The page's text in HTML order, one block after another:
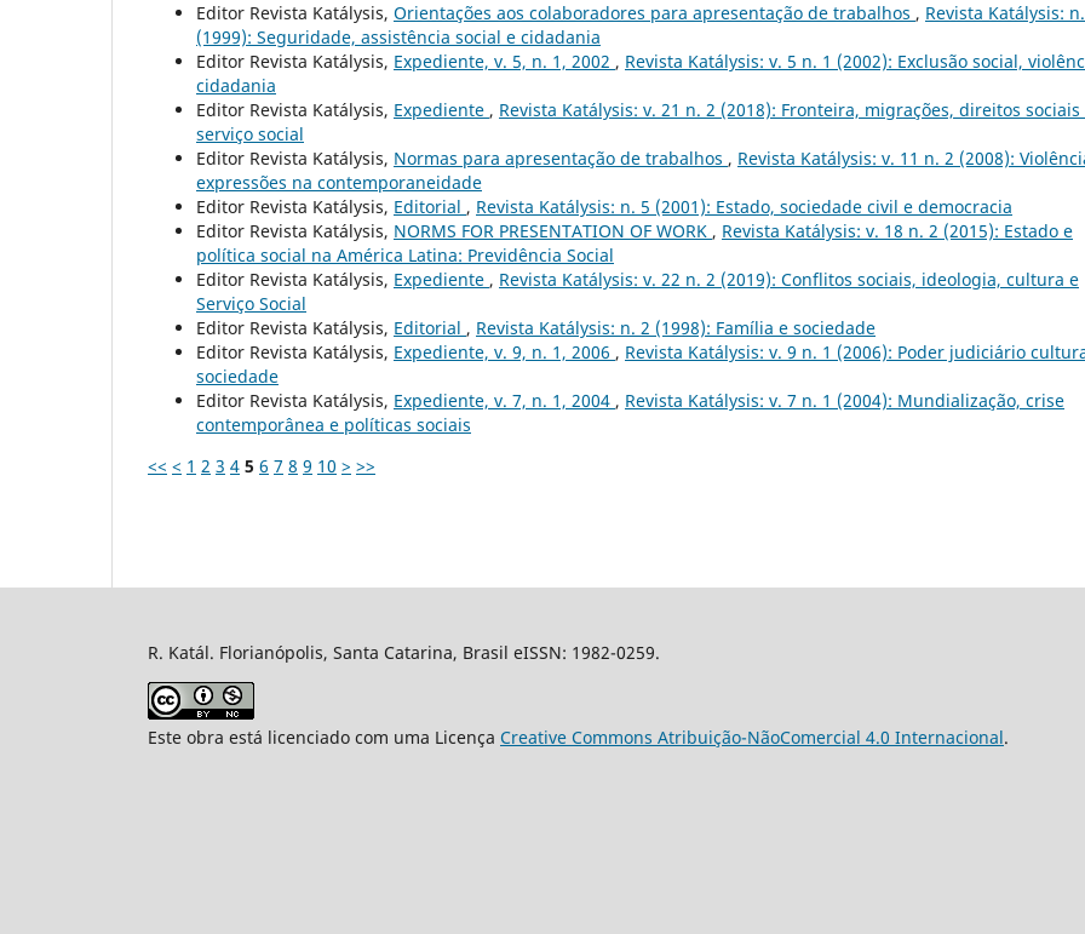
Editor Revista Katálysis, Orientações aos colaboradores para apresentação de trabalhos , Revista Katálysis:
(1999): Seguridade, assistência social e cidadania
Editor Revista Katálysis, Expediente, v. 5, n. 1, 2002 , Revista Katálysis: v. 5 n. 1 (2002): Exclusão social,
cidadania
Editor Revista Katálysis, Expediente , Revista Katálysis: v. 21 n. 2 (2018): Fronteira, migrações, direitos sociais
serviço social
Editor Revista Katálysis, Normas para apresentação de trabalhos , Revista Katálysis: v. 11 n. 2 (2008):
expressões na contemporaneidade
Editor Revista Katálysis, Editorial , Revista Katálysis: n. 5 (2001): Estado, sociedade civil e democracia
Editor Revista Katálysis, NORMS FOR PRESENTATION OF WORK , Revista Katálysis: v. 18 n. 2 (2015): Estado e
política social na América Latina: Previdência Social
Editor Revista Katálysis, Expediente , Revista Katálysis: v. 22 n. 2 (2019): Conflitos sociais, ideologia, cultura e
Serviço Social
Editor Revista Katálysis, Editorial , Revista Katálysis: n. 2 (1998): Família e sociedade
Editor Revista Katálysis, Expediente, v. 9, n. 1, 2006 , Revista Katálysis: v. 9 n. 1 (2006): Poder judiciário
sociedade
Editor Revista Katálysis, Expediente, v. 7, n. 1, 2004 , Revista Katálysis: v. 7 n. 1 (2004): Mundialização, crise
contemporânea e políticas sociais
<< < 1 2 3 4 5 6 7 8 9 10 > >>
R. Katál. Florianópolis, Santa Catarina, Brasil eISSN: 1982-0259.
Este obra está licenciado com uma Licença Creative Commons Atribuição-NãoComercial 4.0 Internacional.